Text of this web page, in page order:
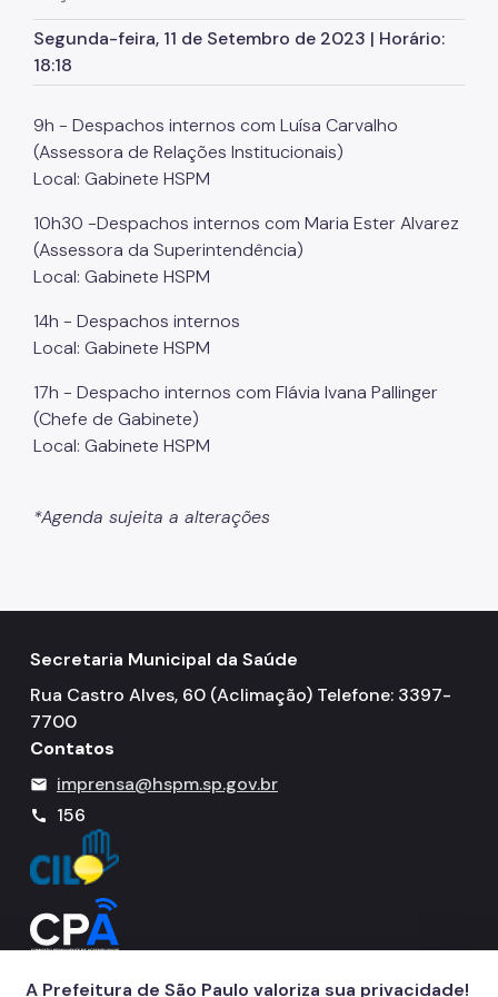
Marcação de Consultas
Internação e Alta
Clínicas
Comitê de Ética em Pesquisa
Enfermagem
Atendimento Urgência
Pronto-Socorro Adulto
Serviços
SAME
Canais de Comunicação
Programa Humanização
Brinquedoteca Betinho
Voluntariado
Sala de Meditação
Educação em Saúde
Segunda-feira, 11 de Setembro de 2023 | Horário:
18:18
9h - Despachos internos com Luísa Carvalho
(Assessora de Relações Institucionais)
Local: Gabinete HSPM
10h30 -Despachos internos com Maria Ester Alvarez
(Assessora da Superintendência)
Local: Gabinete HSPM
14h - Despachos internos
Local: Gabinete HSPM
17h - Despacho internos com Flávia Ivana Pallinger
(Chefe de Gabinete)
Local: Gabinete HSPM
*Agenda sujeita a alterações
Secretaria Municipal da Saúde
Rua Castro Alves, 60 (Aclimação) Telefone: 3397-
7700
Contatos
mail imprensa@hspm.sp.gov.br
call 156
A Prefeitura de São Paulo valoriza sua privacidade!